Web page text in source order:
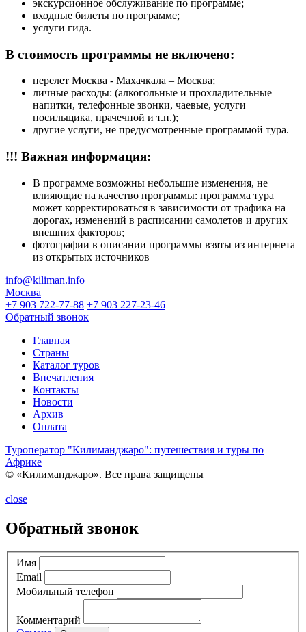
экскурсионное обслуживание по программе;
входные билеты по программе;
услуги гида.
В стоимость программы не включено:
перелет Москва - Махачкала – Москва;
личные расходы: (алкогольные и прохладительные
напитки, телефонные звонки, чаевые, услуги
носильщика, прачечной и т.п.);
другие услуги, не предусмотренные программой тура.
!!! Важная информация:
В программе возможны небольшие изменения, не
влияющие на качество программы: программа тура
может корректироваться в зависимости от трафика на
дорогах, изменений в расписании самолетов и других
внешних факторов;
фотографии в описании программы взяты из интернета
из открытых источников
info@kiliman.info
Москва
+7 903 722-77-88 +7 903 227-23-46
Обратный звонок
Главная
Страны
Каталог туров
Впечатления
Контакты
Новости
Архив
Оплата
Туроператор "Килиманджаро": путешествия и туры по
Африке
© «Килиманджаро». Все права защищены
close
Обратный звонок
Имя
Email
Мобильный телефон
Комментарий